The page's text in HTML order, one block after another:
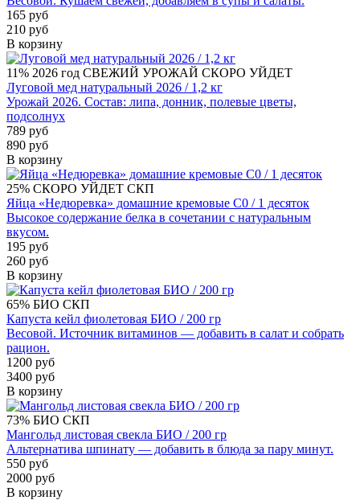
165 руб
210 руб
В корзину
11% 2026 год СВЕЖИЙ УРОЖАЙ СКОРО УЙДЕТ
Луговой мед натуральный 2026 / 1,2 кг
Урожай 2026. Состав: липа, донник, полевые цветы,
подсолнух
789 руб
890 руб
В корзину
25% СКОРО УЙДЕТ СКП
Яйца «Недюревка» домашние кремовые С0 / 1 десяток
Высокое содержание белка в сочетании с натуральным
вкусом.
195 руб
260 руб
В корзину
65% БИО СКП
Капуста кейл фиолетовая БИО / 200 гр
Весовой. Источник витаминов — добавить в салат и собрать
рацион.
1200 руб
3400 руб
В корзину
73% БИО СКП
Мангольд листовая свекла БИО / 200 гр
Альтернатива шпинату — добавить в блюда за пару минут.
550 руб
2000 руб
В корзину